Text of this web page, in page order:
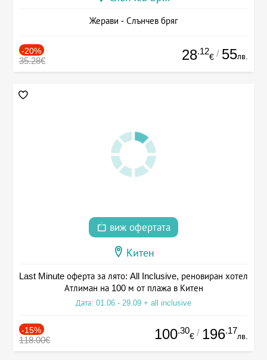
Жерави - Слънчев бряг
-20%
35.28€ 28.12
€ / 55лв.
виж офертата
Китен
Last Minute оферта за лято: All Inclusive, реновиран хотел
Атлиман на 100 м от плажа в Китен
Дата: 01.06 - 29.09 + all inclusive
-15%
118.00€ 100.30
€ / 196.17
лв.